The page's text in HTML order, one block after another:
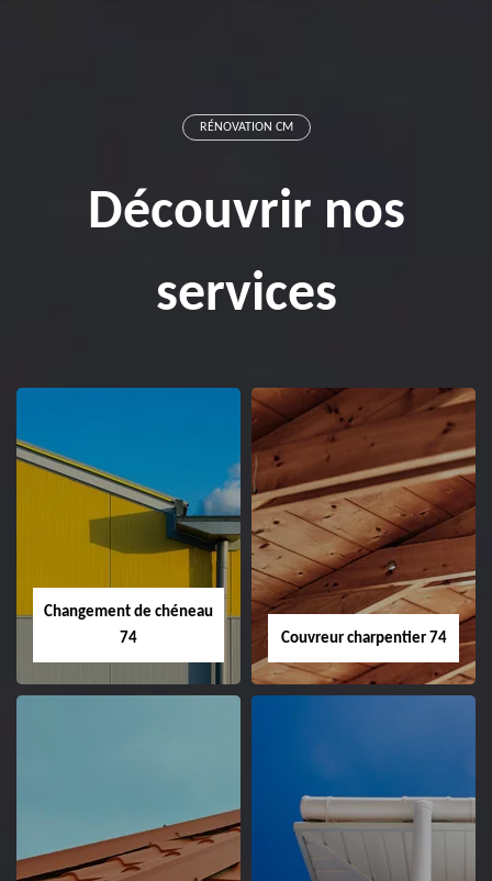
RÉNOVATION CM
Découvrir nos
services
Changement de chéneau
74
Couvreur charpentier 74